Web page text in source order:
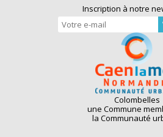
Inscription à notre
Colombelles
une Commune
la Communauté